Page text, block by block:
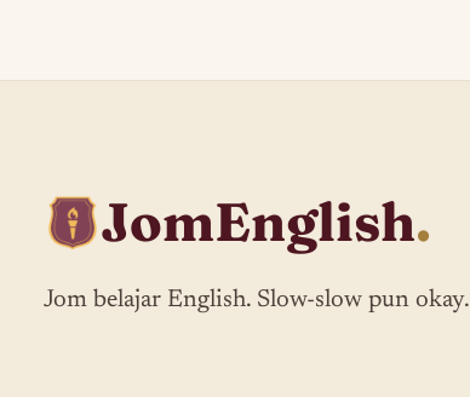
JomEnglish.
Jom belajar English. Slow-slow pun okay.